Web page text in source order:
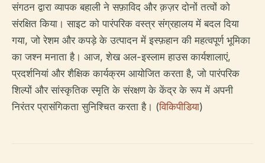
संगठन द्वारा व्यापक बहाली ने सफ़ाविद और क़ज़र दोनों तत्वों को
संरक्षित किया। साइट को पारंपरिक वस्त्र संग्रहालय में बदल दिया
गया, जो रेशम और कपड़े के उत्पादन में इस्फ़हान की महत्वपूर्ण भूमिका
का जश्न मनाता है। आज, शेख अल-इस्लाम हाउस कार्यशालाएं,
प्रदर्शनियां और शैक्षिक कार्यक्रम आयोजित करता है, जो पारंपरिक
शिल्पों और सांस्कृतिक स्मृति के संरक्षण के केंद्र के रूप में अपनी
निरंतर प्रासंगिकता सुनिश्चित करता है। (विकिपीडिया)